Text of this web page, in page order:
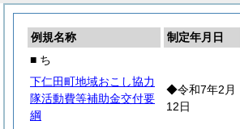
例規名称 制定年月日
■ ち
下仁田町地域おこし協力
隊活動費等補助金交付要
綱
◆令和7年2月
12日